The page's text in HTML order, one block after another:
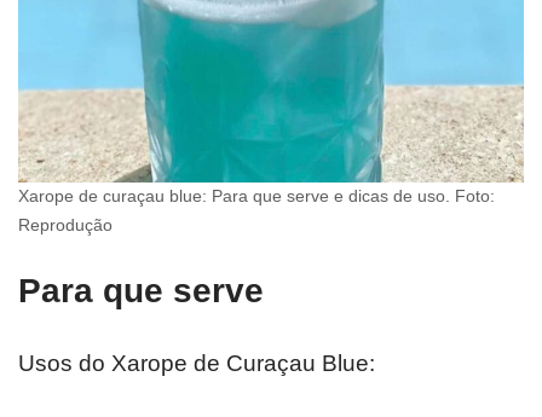
Xarope de curaçau blue: Para que serve e dicas de uso. Foto:
Reprodução
Para que serve
Usos do Xarope de Curaçau Blue: